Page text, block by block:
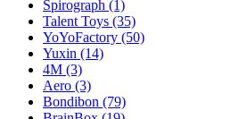
Spirograph (1)
Talent Toys (35)
YoYoFactory (50)
Yuxin (14)
4M (3)
Aero (3)
Bondibon (79)